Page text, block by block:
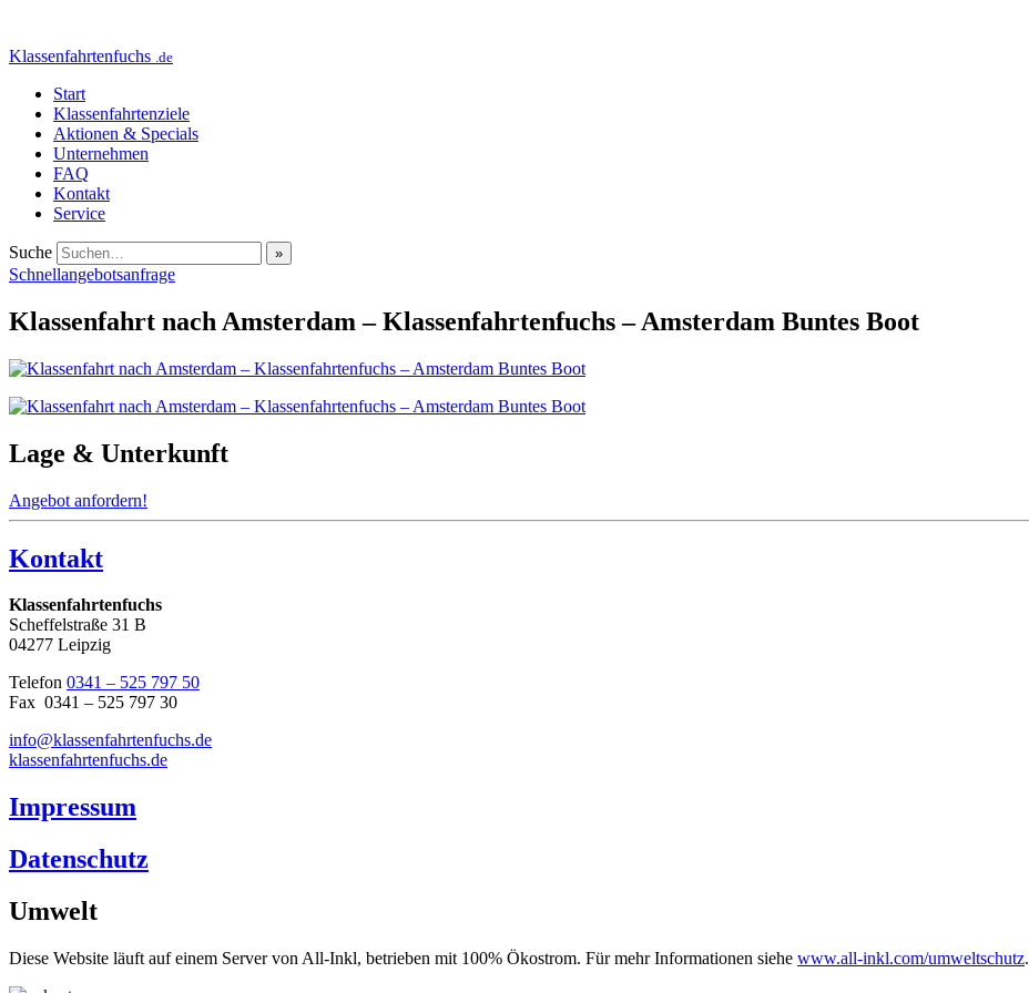
Klassenfahrtenfuchs .de
Start
Klassenfahrtenziele
Aktionen & Specials
Unternehmen
FAQ
Kontakt
Service
Suche
Schnellangebotsanfrage
Klassenfahrt nach Amsterdam – Klassenfahrtenfuchs – Amsterdam Buntes Boot
Lage & Unterkunft
Angebot anfordern!
Kontakt
Klassenfahrtenfuchs
Scheffelstraße 31 B
04277 Leipzig
Telefon 0341 – 525 797 50
Fax 0341 – 525 797 30
info@klassenfahrtenfuchs.de
klassenfahrtenfuchs.de
Impressum
Datenschutz
Umwelt
Diese Website läuft auf einem Server von All-Inkl, betrieben mit 100% Ökostrom. Für mehr Informationen siehe www.all-inkl.com/umweltschutz.